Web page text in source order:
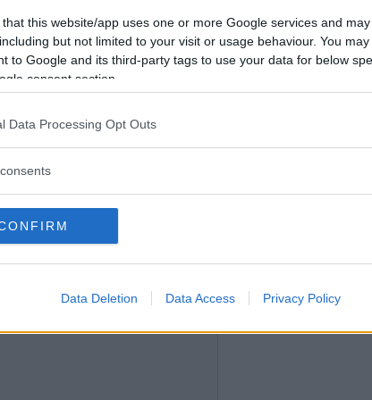
that this website/app uses one or more Google services and
but not limited to your visit or usage behaviour. You
to Google and its third-party tags to use your data for below
consent section.
Data Processing Opt Outs
Data Deletion Data Access Privacy Policy
2012-02-21 23:38
2012-02-21 23:58
Ham. Den tjejen är både smart och snygg (om
Vill du bli
medlem?